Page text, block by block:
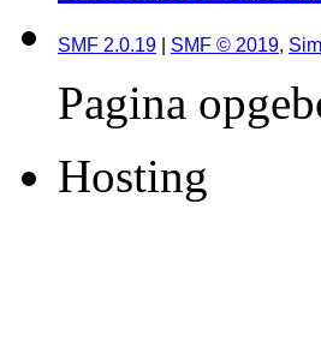
SMF 2.0.19 SMF © 2019,
Pagina
Hosting